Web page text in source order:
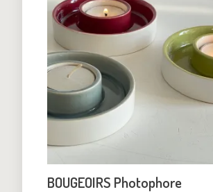
BOUGEOIRS Photophore